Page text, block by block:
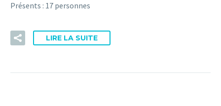
Présents : 17 personnes
LIRE LA SUITE